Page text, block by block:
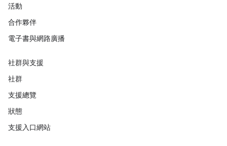
活動
合作夥伴
電子書與網路廣播
社群與支援
社群
支援總覽
狀態
支援入口網站